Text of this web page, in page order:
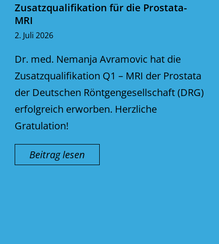
Zusatzqualifikation für die Prostata-
MRI
2. Juli 2026
Dr. med. Nemanja Avramovic hat die
Zusatzqualifikation Q1 – MRI der Prostata
der Deutschen Röntgengesellschaft (DRG)
erfolgreich erworben. Herzliche
Gratulation!
Beitrag lesen